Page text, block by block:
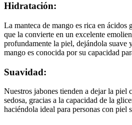
Hidratación:
La manteca de mango es rica en ácidos
que la convierte en un excelente
profundamente la piel, dejándola suave
mango es conocida por su capacidad
Suavidad:
Nuestros jabones tienden a dejar la piel
sedosa, gracias a la capacidad de la
haciéndola ideal para personas con piel